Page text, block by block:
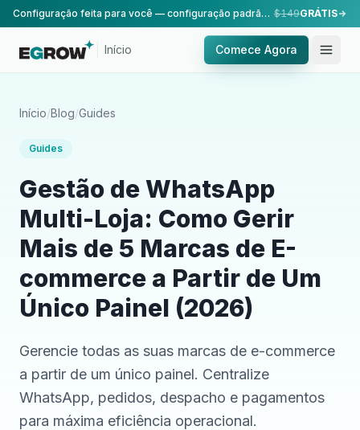
Configuração feita para você — configuração padrão, realizada pela nossa equipe. $149GRÁTIS
Início Comece Agora
Início/Blog/Guides
Guides
Gestão de WhatsApp
Multi-Loja: Como Gerir
Mais de 5 Marcas de E-
commerce a Partir de Um
Único Painel (2026)
Gerencie todas as suas marcas de e-commerce
a partir de um único painel. Centralize
WhatsApp, pedidos, despacho e pagamentos
para máxima eficiência operacional.